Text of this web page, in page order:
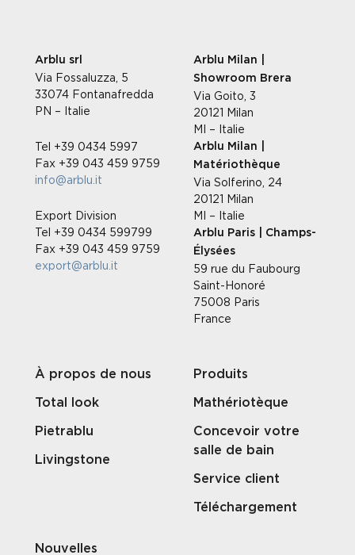
Arblu srl
Via Fossaluzza, 5
33074 Fontanafredda
PN – Italie
Tel +39 0434 5997
Fax +39 043 459 9759
info@arblu.it
Export Division
Tel +39 0434 599799
Fax +39 043 459 9759
export@arblu.it
Arblu Milan |
Showroom Brera
Via Goito, 3
20121 Milan
MI – Italie
Arblu Milan |
Matériothèque
Via Solferino, 24
20121 Milan
MI – Italie
Arblu Paris | Champs-
Élysées
59 rue du Faubourg
Saint-Honoré
75008 Paris
France
À propos de nous
Total look
Pietrablu
Livingstone
Produits
Mathériotèque
Concevoir votre
salle de bain
Service client
Téléchargement
Nouvelles